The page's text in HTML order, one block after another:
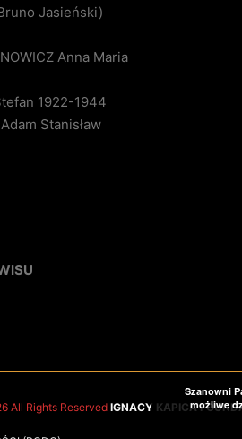
Jasieński)
Anna Maria
1922-1944
Stanisław
All Rights Reserved IGNACY KAPICA
Szanowni
możliwe